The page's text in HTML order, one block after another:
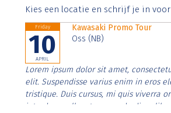
Aenean faucibus nibh et justo cursus
Kies een locatie en schrijf je in
Friday
10
APRIL
Kawasaki Promo Tour
Oss (NB)
Lorem ipsum dolor sit amet,
elit. Suspendisse varius enim in eros
tristique. Duis cursus, mi quis viverra
interdum nulla, ut commodo diam